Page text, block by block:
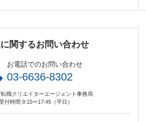
関するお問い合わせ
お電話でのお問い合わせ
03-6636-8302
転職クリエイターエージェント事務局
付時間 9:15〜17:45（平日）